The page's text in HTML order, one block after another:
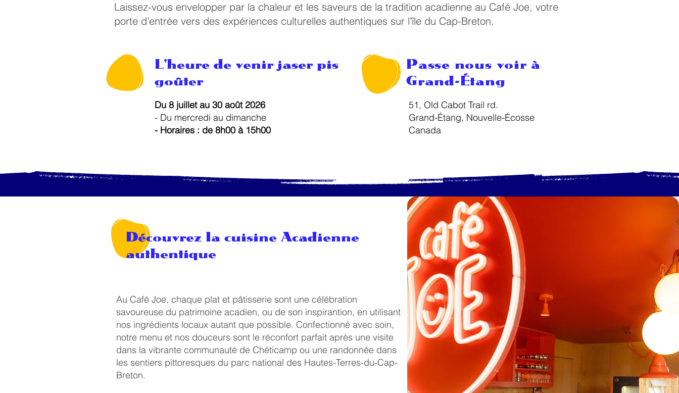
Laissez-vous envelopper par la chaleur et les saveurs de la tradition acadienne au Café Joe, votre
porte d’entrée vers des expériences culturelles authentiques sur l’île du Cap-Breton.
L’heure de venir jaser pis
goûter
Du 8 juillet au 30 août 2026
- Du mercredi au dimanche
- Horaires : de 8h00 à 15h00
Passe nous voir à
Grand-Étang
51, Old Cabot Trail rd.
Grand-Étang, Nouvelle-Écosse
Canada
Découvrez la cuisine Acadienne
authentique
Au Café Joe, chaque plat et pâtisserie sont une célébration
savoureuse du patrimoine acadien, ou de son inspirantion, en utilisant
nos ingrédients locaux autant que possible. Confectionné avec soin,
notre menu et nos douceurs sont le réconfort parfait après une visite
dans la vibrante communauté de Chéticamp ou une randonnée dans
les sentiers pittoresques du parc national des Hautes-Terres-du-Cap-
Breton.